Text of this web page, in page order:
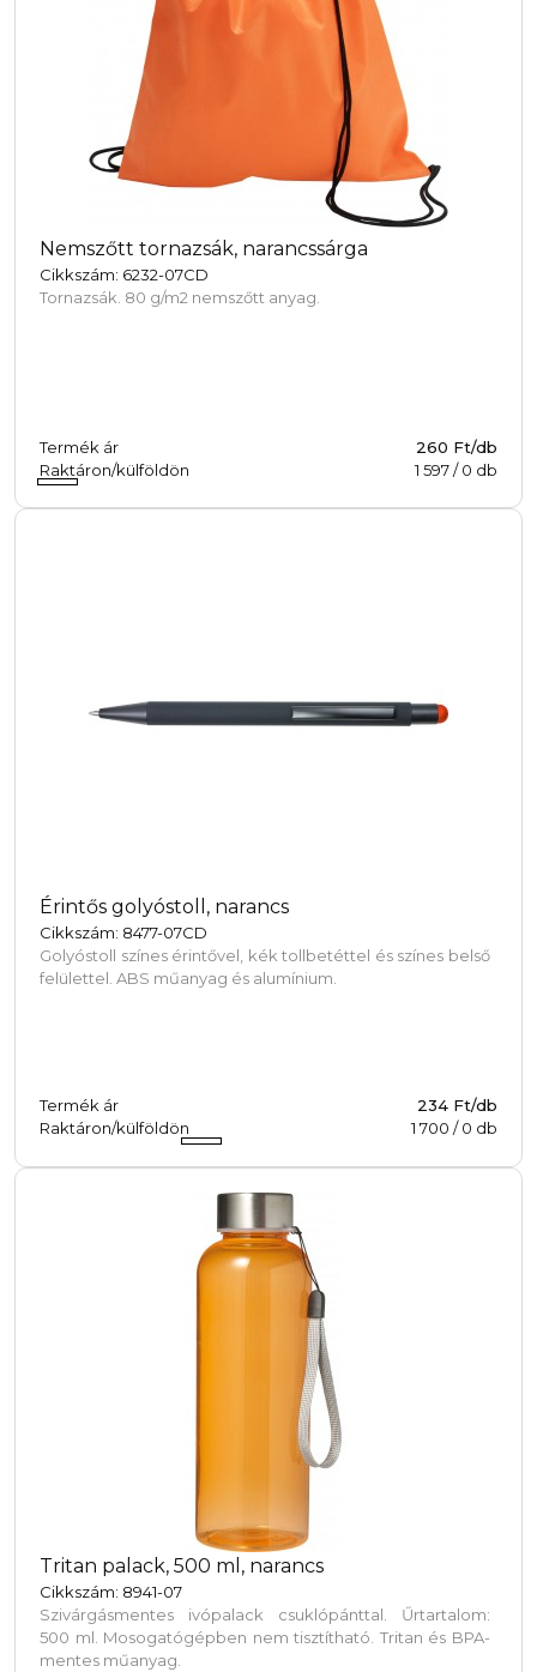
Nemszőtt tornazsák, narancssárga
Cikkszám: 6232-07CD
Tornazsák. 80 g/m2 nemszőtt anyag.
Termék ár
260 Ft/db
Raktáron/külföldön
1 597/0 db
Érintős golyóstoll, narancs
Cikkszám: 8477-07CD
Golyóstoll színes érintővel, kék tollbetéttel és színes belső
felülettel. ABS műanyag és alumínium.
Termék ár
234 Ft/db
Raktáron/külföldön
1 700 /0 db
Tritan palack, 500 ml, narancs
Cikkszám: 8941-07
Szivárgásmentes ivópalack csuklópánttal. Űrtartalom:
500 ml. Mosogatógépben nem tisztítható. Tritan és BPA-
mentes műanyag.
Oldalunk cookie-kat ("sütiket") használ. Ezen fájlok
szokásairól és növelik a felhasználói élményt, de
beleegyezel a cookie-k használatába.